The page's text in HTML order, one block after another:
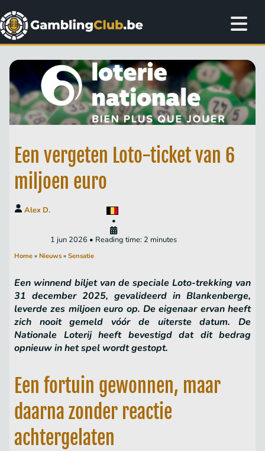
Een vergeten Loto-ticket van 6
miljoen euro
Alex D.
•
1 jun 2026 • Reading time: 2 minutes
Home » Nieuws » Sensatie
Een winnend biljet van de speciale Loto-trekking van
31 december 2025, gevalideerd in Blankenberge,
leverde zes miljoen euro op. De eigenaar ervan heeft
zich nooit gemeld vóór de uiterste datum. De
Nationale Loterij heeft bevestigd dat dit bedrag
opnieuw in het spel wordt gestopt.
Een fortuin gewonnen, maar
daarna zonder reactie
achtergelaten